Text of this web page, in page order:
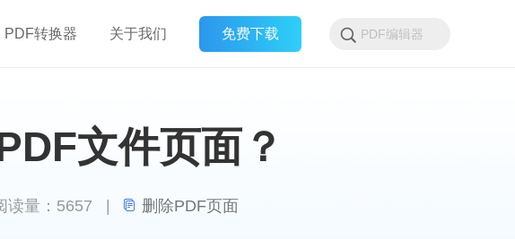
PDF转换器 关于我们 免费下载
文件页面？
读量：5657 删除PDF页面